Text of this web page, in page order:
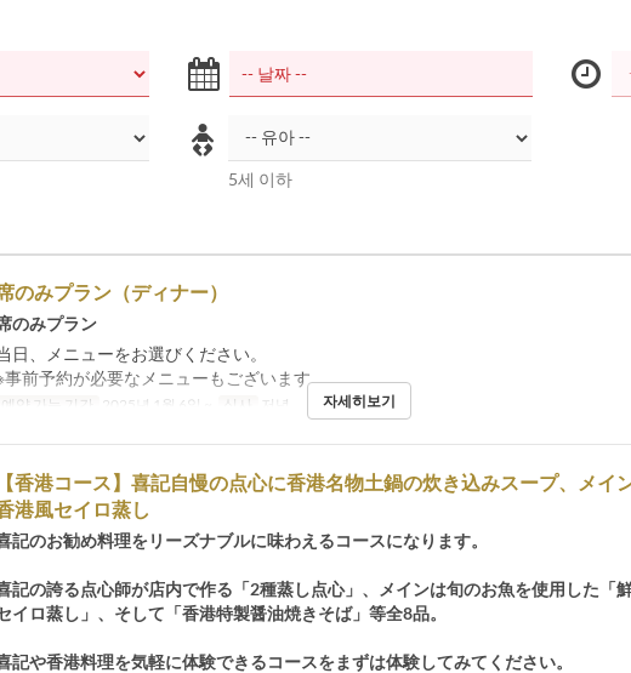
5세 이하
のみプラン（ディナー）
のみプラン
日、メニューをお選びください。
事前予約が必要なメニューもございます。
예약 가능 기간 2025년 1월 6일 ~ 식사 저녁 자세히보기
【香港コース】喜記自慢の点心に香港名物土鍋の炊き込みスープ、メイ
港風セイロ蒸し
記のお勧め料理をリーズナブルに味わえるコースになります。
記の誇る点心師が店内で作る「2種蒸し点心」、メインは旬のお魚を使用した「
イロ蒸し」、そして「香港特製醤油焼きそば」等全8品。
記や香港料理を気軽に体験できるコースをまずは体験してみてください。